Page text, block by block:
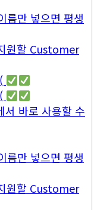
름만 넣으면 평생
원할 Customer
서 바로 사용할 수
름만 넣으면 평생
원할 Customer